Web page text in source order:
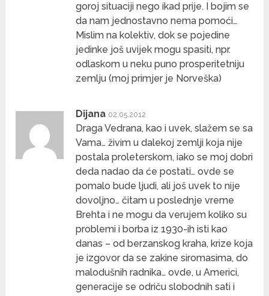
goroj situaciji nego ikad prije. I bojim se
da nam jednostavno nema pomoći…
Mislim na kolektiv, dok se pojedine
jedinke još uvijek mogu spasiti, npr.
odlaskom u neku puno prosperitetniju
zemlju (moj primjer je Norveška)
Dijana 02.05.2012
Draga Vedrana, kao i uvek, slažem se sa
Vama… živim u dalekoj zemlji koja nije
postala proleterskom, iako se moj dobri
deda nadao da će postati… ovde se
pomalo bude ljudi, ali još uvek to nije
dovoljno… čitam u poslednje vreme
Brehta i ne mogu da verujem koliko su
problemi i borba iz 1930-ih isti kao
danas – od berzanskog kraha, krize koja
je izgovor da se zakine siromasima, do
malodušnih radnika… ovde, u Americi,
generacije se odriču slobodnih sati i